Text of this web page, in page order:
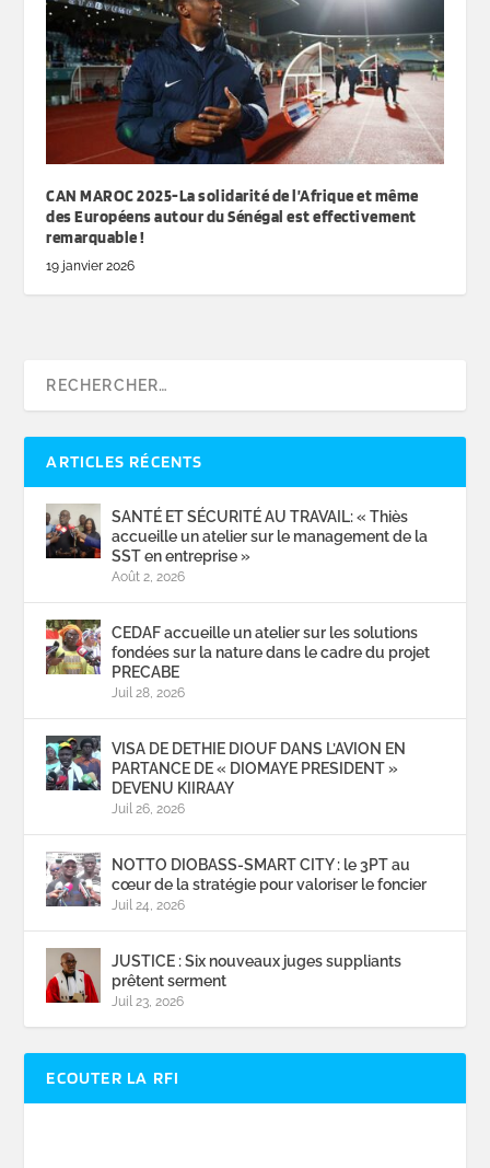
CAN MAROC 2025-La solidarité de l’Afrique et même
des Européens autour du Sénégal est effectivement
remarquable !
19 janvier 2026
ARTICLES RÉCENTS
SANTÉ ET SÉCURITÉ AU TRAVAIL: « Thiès
accueille un atelier sur le management de la
SST en entreprise »
Août 2, 2026
CEDAF accueille un atelier sur les solutions
fondées sur la nature dans le cadre du projet
PRECABE
Juil 28, 2026
VISA DE DETHIE DIOUF DANS L’AVION EN
PARTANCE DE « DIOMAYE PRESIDENT »
DEVENU KIIRAAY
Juil 26, 2026
NOTTO DIOBASS-SMART CITY : le 3PT au
cœur de la stratégie pour valoriser le foncier
Juil 24, 2026
JUSTICE : Six nouveaux juges suppliants
prêtent serment
Juil 23, 2026
ECOUTER LA RFI